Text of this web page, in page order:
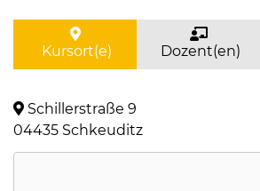
Kursort(e) Dozent(en)
Schillerstraße 9
04435 Schkeuditz